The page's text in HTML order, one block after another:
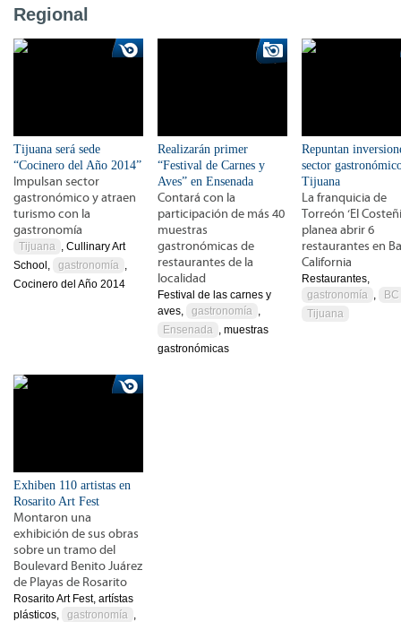
Regional
Tijuana será sede
“Cocinero del Año 2014”
Impulsan sector
gastronómico y atraen
turismo con la
gastronomía
Tijuana , Cullinary Art
School,
gastronomía ,
Cocinero del Año 2014
Realizarán primer
“Festival de Carnes y
Aves” en Ensenada
Contará con la
participación de más 40
muestras
gastronómicas de
restaurantes de la
localidad
Festival de las carnes y
aves,
gastronomía ,
Ensenada , muestras
gastronómicas
Repuntan
sector
Tijuana
La franquicia de
Torreón ‘El
planea abrir 6
restaurantes en
California
Restaurantes,
gastronomía ,
BC
Tijuana
Exhiben 110 artistas en
Rosarito Art Fest
Montaron una
exhibición de sus obras
sobre un tramo del
Boulevard Benito Juárez
de Playas de Rosarito
Rosarito Art Fest, artístas
plásticos,
gastronomía ,